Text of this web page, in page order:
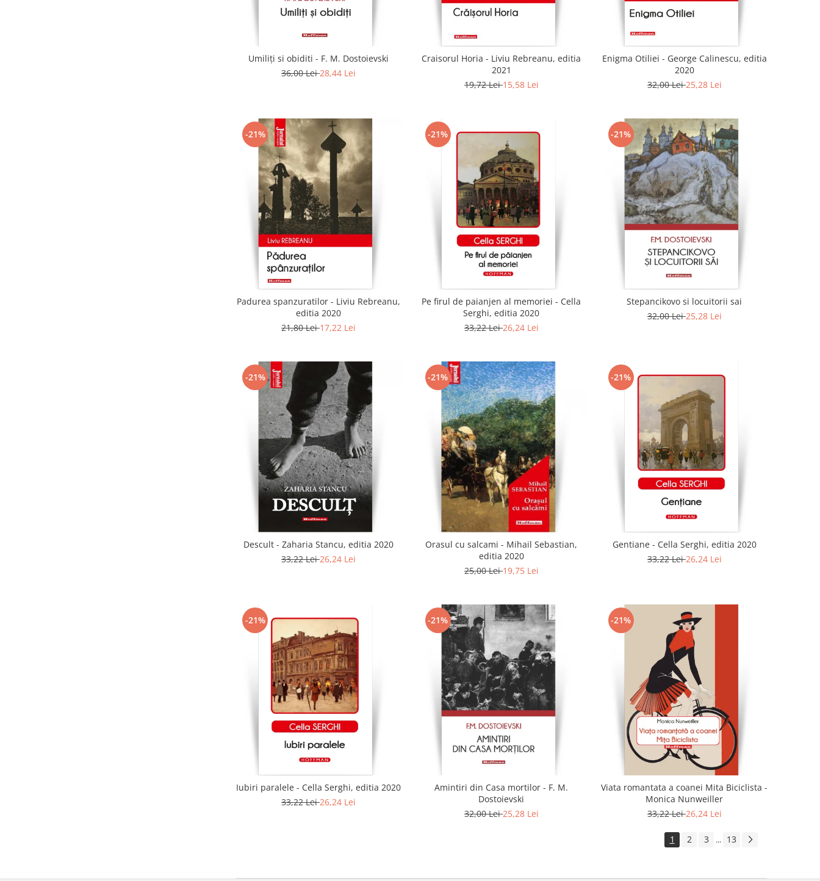
Umiliți si obiditi - F. M. Dostoievski
36,00 Lei28,44 Lei
Craisorul Horia - Liviu Rebreanu, editia
2021
19,72 Lei15,58 Lei
Enigma Otiliei - George Calinescu, editia
2020
32,00 Lei25,28 Lei
-21%
Padurea spanzuratilor - Liviu Rebreanu,
editia 2020
21,80 Lei17,22 Lei
-21%
Pe firul de paianjen al memoriei - Cella
Serghi, editia 2020
33,22 Lei26,24 Lei
-21%
Stepancikovo si locuitorii sai
32,00 Lei25,28 Lei
-21%
Descult - Zaharia Stancu, editia 2020
33,22 Lei26,24 Lei
-21%
Orasul cu salcami - Mihail Sebastian,
editia 2020
25,00 Lei19,75 Lei
-21%
Gentiane - Cella Serghi, editia 2020
33,22 Lei26,24 Lei
-21%
Iubiri paralele - Cella Serghi, editia 2020
33,22 Lei26,24 Lei
-21%
Amintiri din Casa mortilor - F. M.
Dostoievski
32,00 Lei25,28 Lei
-21%
Viata romantata a coanei Mita Biciclista -
Monica Nunweiller
33,22 Lei26,24 Lei
1 2 3 ... 13